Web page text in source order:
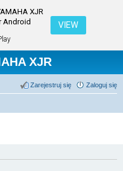
XJR
Android
VIEW
XJR
Zaloguj się
Zarejestruj się